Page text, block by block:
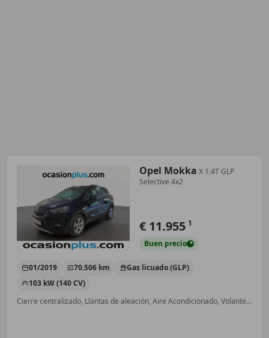
Opel Mokka X 1.4T GLP
Selective 4x2
€ 11.955 1
Buen precio
01/2019 70.506 km
Gas licuado (GLP)
103 kW (140 CV)
Cierre centralizado, Llantas de aleación, Aire Acondicionado, Volante multifunción, Climatizador automático, ESP, Airbags laterales, Control de tracción